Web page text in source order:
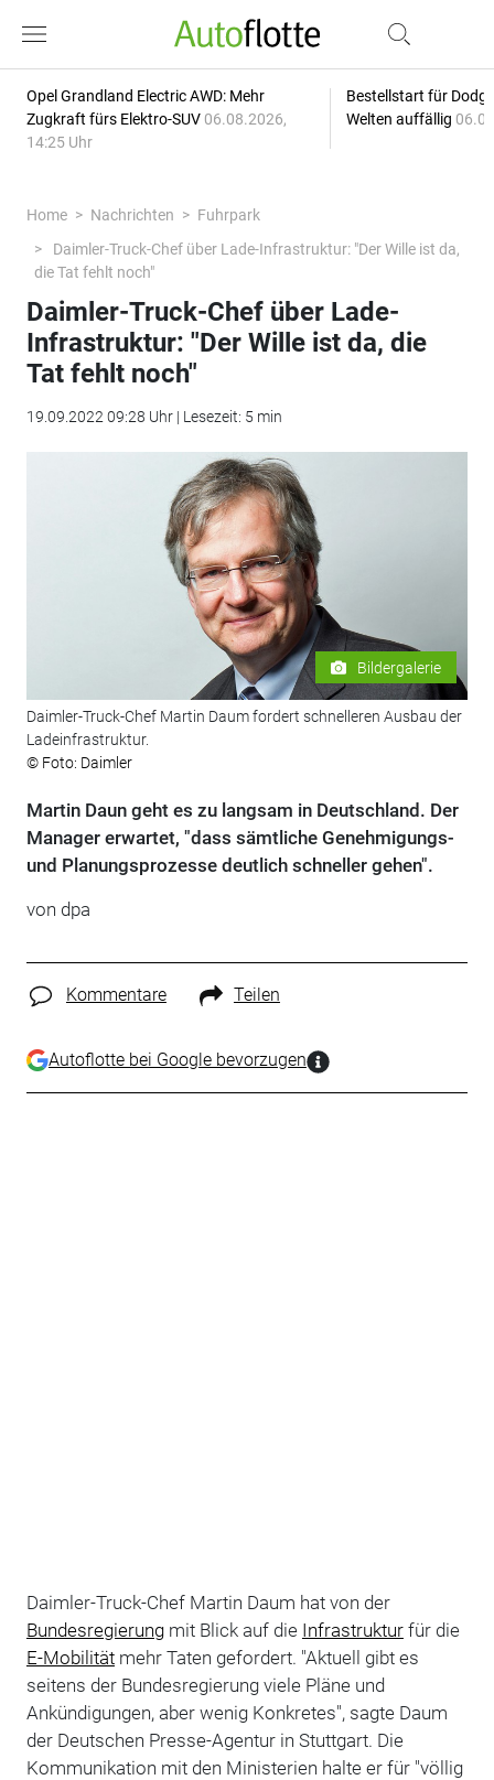
Opel Grandland Electric AWD: Mehr
Zugkraft fürs Elektro-SUV 06.08.2026,
14:25 Uhr
Bestellstart für
Welten auffällig
Home Nachrichten
Fuhrpark
Daimler-Truck-Chef über Lade-Infrastruktur: "Der Wille ist da,
die Tat fehlt noch"
Daimler-Truck-Chef über Lade-
Infrastruktur: "Der Wille ist da, die
Tat fehlt noch"
19.09.2022 09:28 Uhr | Lesezeit: 5 min
Bildergalerie
Daimler-Truck-Chef Martin Daum fordert schnelleren Ausbau der
Ladeinfrastruktur.
© Foto: Daimler
Martin Daun geht es zu langsam in Deutschland. Der
Manager erwartet, "dass sämtliche Genehmigungs-
und Planungsprozesse deutlich schneller gehen".
von dpa
Kommentare Teilen
Autoflotte bei Google bevorzugen
Daimler-Truck-Chef Martin Daum hat von der
Bundesregierungmit Blick auf die Infrastrukturfür die
E-Mobilitätmehr Taten gefordert. "Aktuell gibt es
seitens der Bundesregierung viele Pläne und
Ankündigungen, aber wenig Konkretes", sagte Daum
der Deutschen Presse-Agentur in Stuttgart. Die
Kommunikation mit den Ministerien halte er für "völlig